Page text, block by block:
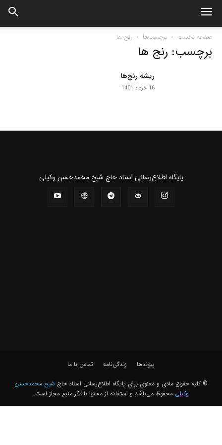
صفحه نخست برچسب‌ها رنج ها
برچسب: رنج ها
ریشه رنج‌ها
16 خرداد 1401
پايگاه اطلاع‌رسانی استاد حاج شیخ محمدحسن وکیلی
پیوندها زندگی‌نامه تماس با ما
© کلیه حقوق مادی و معنوی برای پايگاه اطلاع‌رسانی استاد حاج شیخ محمدحسن
وکیلی محفوظ می‌باشد و استفاده از محتوا با ذکر منبع مجاز است.